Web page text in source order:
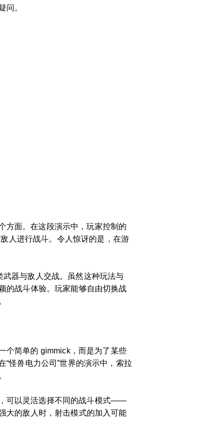
问。
方面。在这段演示中，玩家控制的
人进行战斗。令人惊讶的是，在游
武器与敌人交战。虽然这种玩法与
的战斗体验。玩家能够自由切换战
个简单的 gimmick，而是为了某些
怪兽电力公司”世界的演示中，索拉
可以灵活选择不同的战斗模式——
大的敌人时，射击模式的加入可能